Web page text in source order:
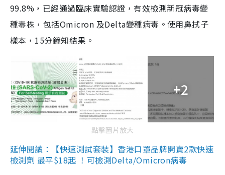
99.8%，已經通過臨床實驗認證，有效檢測新冠病毒變
種毒株，包括Omicron 及Delta變種病毒。使用鼻拭子
樣本，15分鐘知結果。
+2
點擊圖片放大
延伸閱讀：【快速測試套裝】香港口罩品牌開賣2款快速
檢測劑 最平$18起 ！可檢測Delta/Omicron病毒